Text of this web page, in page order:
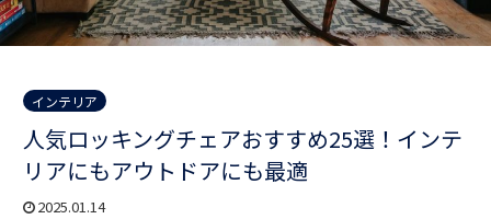
インテリア
人気ロッキングチェアおすすめ25選！インテ
リアにもアウトドアにも最適
2025.01.14